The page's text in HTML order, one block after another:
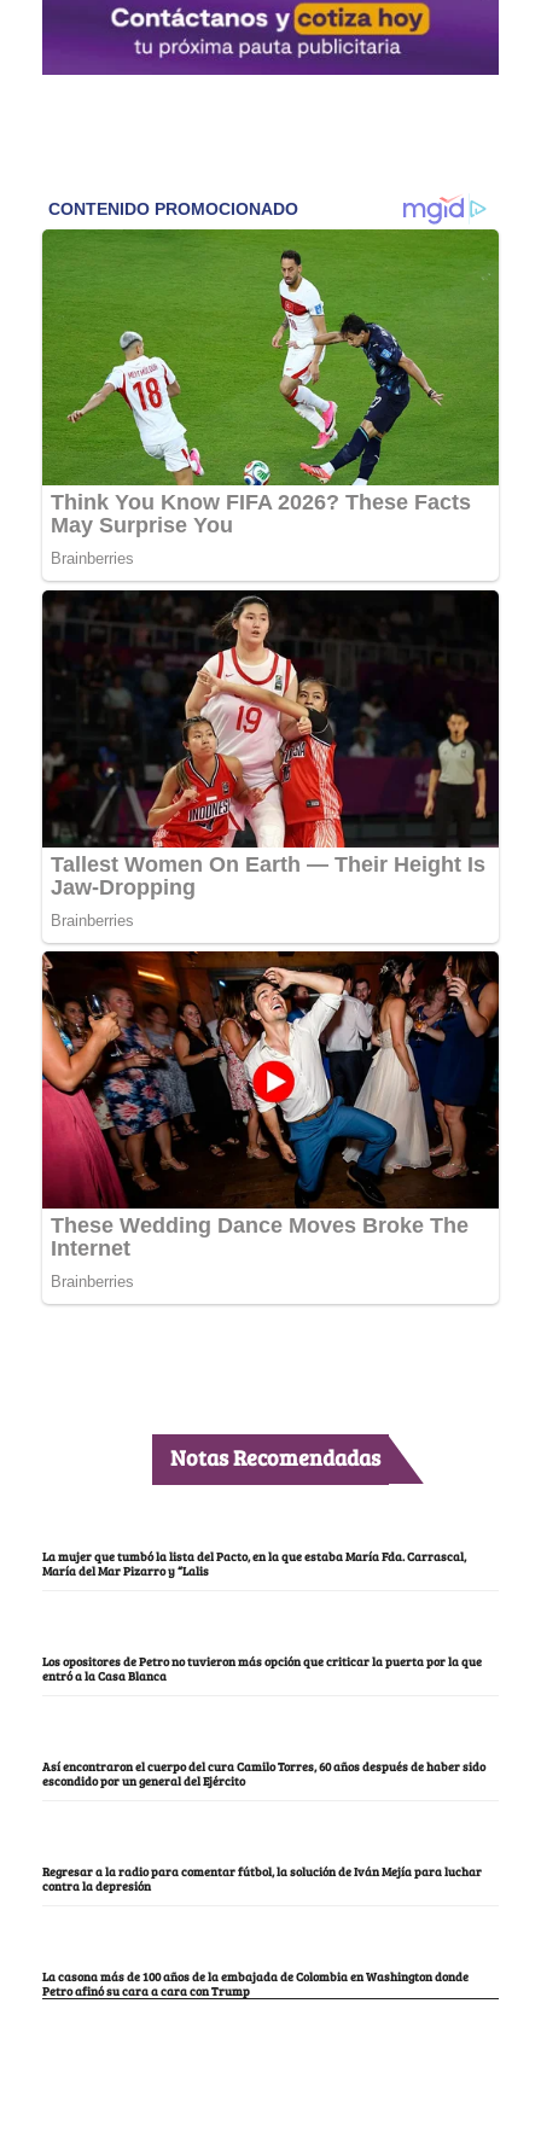
Notas Recomendadas
La mujer que tumbó la lista del Pacto, en la que estaba María Fda. Carrascal,
María del Mar Pizarro y “Lalis
Los opositores de Petro no tuvieron más opción que criticar la puerta por la que
entró a la Casa Blanca
Así encontraron el cuerpo del cura Camilo Torres, 60 años después de haber sido
escondido por un general del Ejército
Regresar a la radio para comentar fútbol, la solución de Iván Mejía para luchar
contra la depresión
La casona más de 100 años de la embajada de Colombia en Washington donde
Petro afinó su cara a cara con Trump